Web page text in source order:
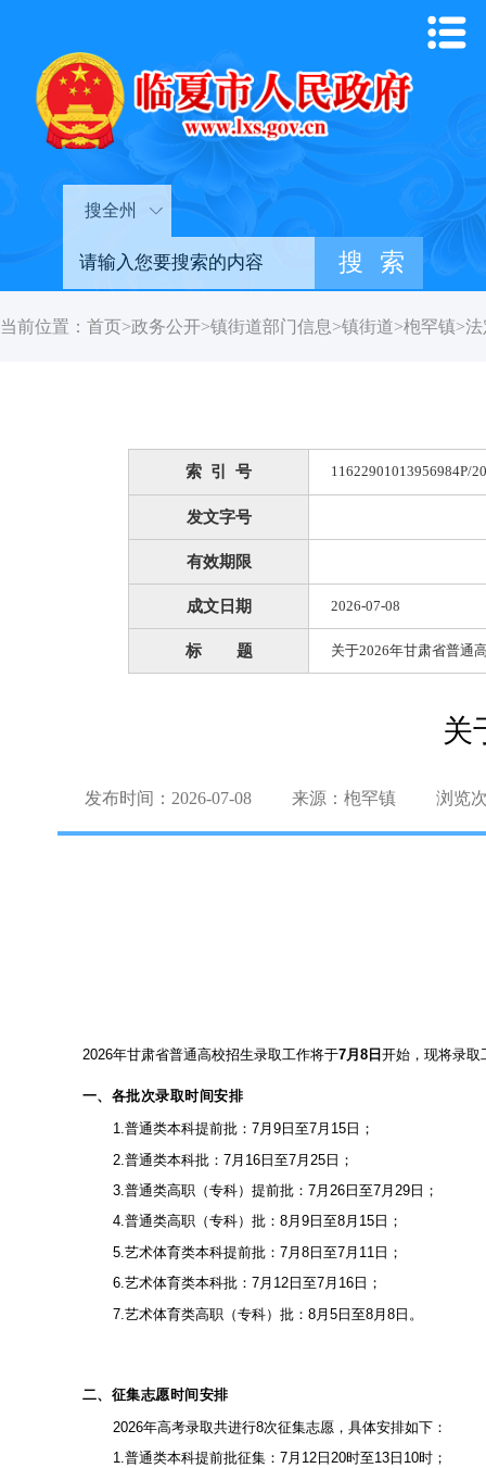
搜全州
当前位置： 首页>政务公开>镇街道部门信息>镇街道>枹罕镇>法
索 引 号 11622901013956984P/
发文字号
有效期限
成文日期 2026-07-08
标 题 关于2026年甘肃省普通
关
发布时间：2026-07-08 来源：枹罕镇 浏览
2026年甘肃省普通高校招生录取工作将于7月8日 开始，现将录取
一、各批次录取时间安排
1.普通类本科提前批：7月9日至7月15日；
2.普通类本科批：7月16日至7月25日；
3.普通类高职（专科）提前批：7月26日至7月29日；
4.普通类高职（专科）批：8月9日至8月15日；
5.艺术体育类本科提前批：7月8日至7月11日；
6.艺术体育类本科批：7月12日至7月16日；
7.艺术体育类高职（专科）批：8月5日至8月8日。
二、征集志愿时间安排
2026年高考录取共进行8次征集志愿，具体安排如下：
1.普通类本科提前批征集：7月12日20时至13日10时；